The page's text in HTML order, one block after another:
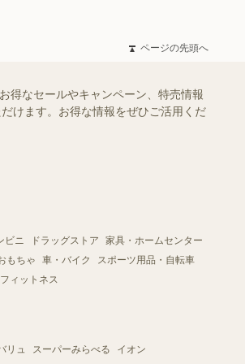
ページの先頭へ
得なセールやキャンペーン、特売情報
けます。お得な情報をぜひご活用くだ
ビニ ドラッグストア
家具・ホームセンター
もちゃ
車・バイク
スポーツ用品・自転車
ィットネス
リュ スーパーみらべる
イオン